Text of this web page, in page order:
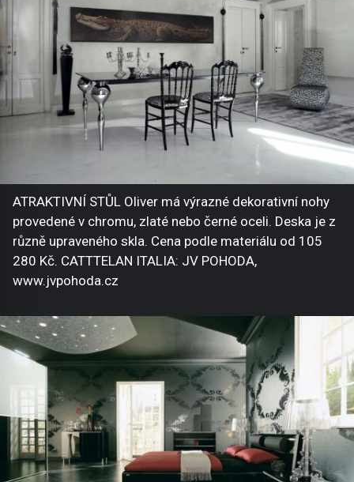
ATRAKTIVNÍ STŮL Oliver má výrazné dekorativní nohy
provedené v chromu, zlaté nebo černé oceli. Deska je z
různě upraveného skla. Cena podle materiálu od 105
280 Kč. CATTTELAN ITALIA: JV POHODA,
www.jvpohoda.cz